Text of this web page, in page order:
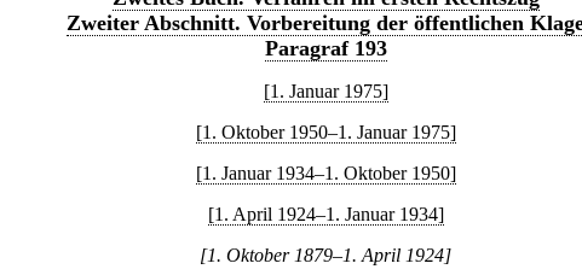
Zweiter Abschnitt. Vorbereitung der öffentlichen
Paragraf 193
[1. Januar 1975]
[1. Oktober 1950–1. Januar 1975]
[1. Januar 1934–1. Oktober 1950]
[1. April 1924–1. Januar 1934]
[1. Oktober 1879–1. April 1924]